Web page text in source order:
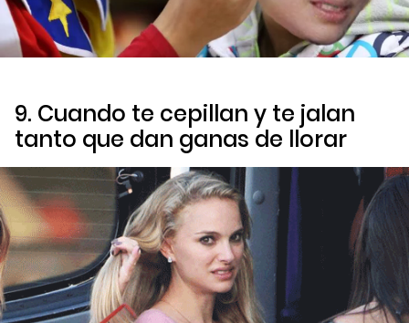
9. Cuando te cepillan y te jalan
tanto que dan ganas de llorar